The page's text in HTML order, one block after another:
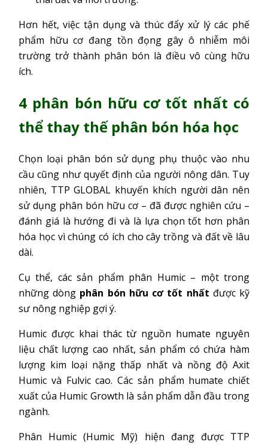
Hơn hết, việc tận dụng và thúc đẩy xử lý các phế
phẩm hữu cơ đang tồn đọng gây ô nhiễm môi
trường trở thành phân bón là điều vô cùng hữu
ích.
4 phân bón hữu cơ tốt nhất có
thể thay thế phân bón hóa học
Chọn loại phân bón sử dụng phụ thuộc vào nhu
cầu cũng như quyết định của người nông dân. Tuy
nhiên, TTP GLOBAL khuyến khích người dân nên
sử dụng phân bón hữu cơ – đã được nghiên cứu –
đánh giá là hướng đi và là lựa chọn tốt hơn phân
hóa học vì chúng có ích cho cây trồng và đất về lâu
dài.
Cụ thể, các sản phẩm phân Humic – một trong
những dòng phân bón hữu cơ tốt nhất được kỹ
sư nông nghiệp gợi ý.
Humic được khai thác từ nguồn humate nguyên
liệu chất lượng cao nhất, sản phẩm có chứa hàm
lượng kim loại nặng thấp nhất và nồng độ Axit
Humic và Fulvic cao. Các sản phẩm humate chiết
xuất của Humic Growth là sản phẩm dẫn đầu trong
ngành.
Phân Humic (Humic Mỹ) hiện đang được TTP